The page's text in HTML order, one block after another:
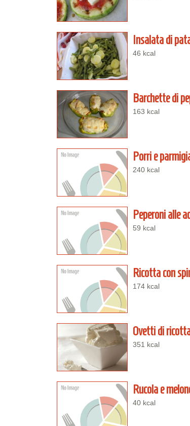
Insalata di
46 kcal
Barchette di
163 kcal
Porri e
240 kcal
Peperoni alle
59 kcal
Ricotta con
174 kcal
Ovetti di
351 kcal
Rucola e
40 kcal